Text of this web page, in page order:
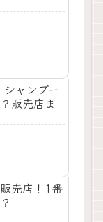
ャンプー
販売店ま
売店！1番